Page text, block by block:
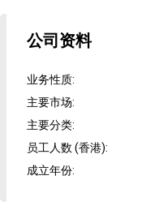
公司资料
业务性质:
主要市场:
主要分类:
员工人数 (香港):
成立年份: